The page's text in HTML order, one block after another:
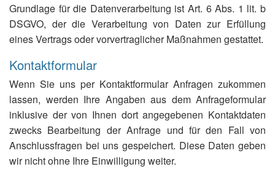
Grundlage für die Datenverarbeitung ist Art. 6 Abs. 1 lit. b
DSGVO, der die Verarbeitung von Daten zur Erfüllung
eines Vertrags oder vorvertraglicher Maßnahmen gestattet.
Kontaktformular
Wenn Sie uns per Kontaktformular Anfragen zukommen
lassen, werden Ihre Angaben aus dem Anfrageformular
inklusive der von Ihnen dort angegebenen Kontaktdaten
zwecks Bearbeitung der Anfrage und für den Fall von
Anschlussfragen bei uns gespeichert. Diese Daten geben
wir nicht ohne Ihre Einwilligung weiter.